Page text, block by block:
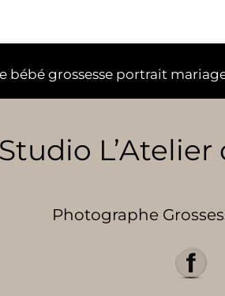
bébé grossesse portrait
Studio
Photographe